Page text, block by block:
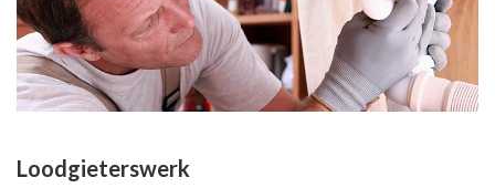
Loodgieterswerk